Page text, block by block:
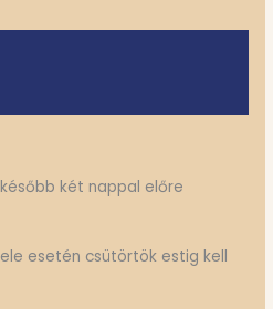
két nappal előre
esetén csütörtök estig kell